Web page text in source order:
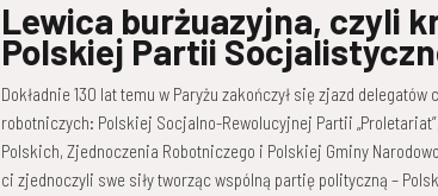
Lewica burżuazyjna, czyli
Polskiej Partii
Dokładnie 130 lat temu w Paryżu zakończył się zjazd
robotniczych: Polskiej Socjalno-Rewolucyjnej Partii
Polskich, Zjednoczenia Robotniczego i Polskiej Gminy
ci zjednoczyli swe siły tworząc wspólną partię polityczną –